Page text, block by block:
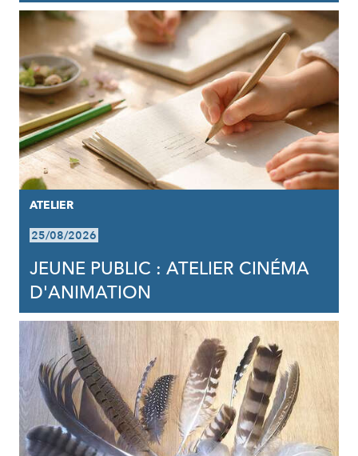
ATELIER
25/08/2026
JEUNE PUBLIC : ATELIER CINÉMA
D'ANIMATION